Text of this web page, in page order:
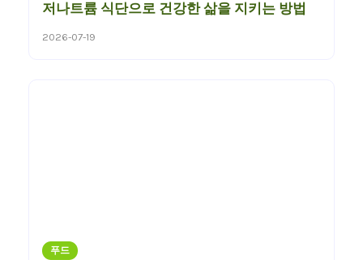
저나트륨 식단으로 건강한 삶을 지키는 방법
2026-07-19
푸드